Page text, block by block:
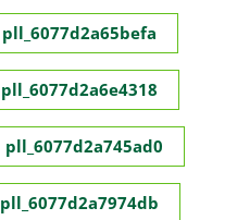
pll_6077d2a65befa
pll_6077d2a6e4318
pll_6077d2a745ad0
pll_6077d2a7974db